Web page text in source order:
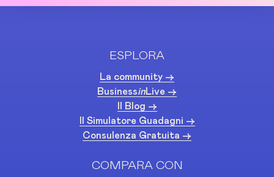
ESPLORA
La community ->
BusinessinLive ->
Il Blog ->
Il Simulatore Guadagni ->
Consulenza Gratuita ->
COMPARA CON